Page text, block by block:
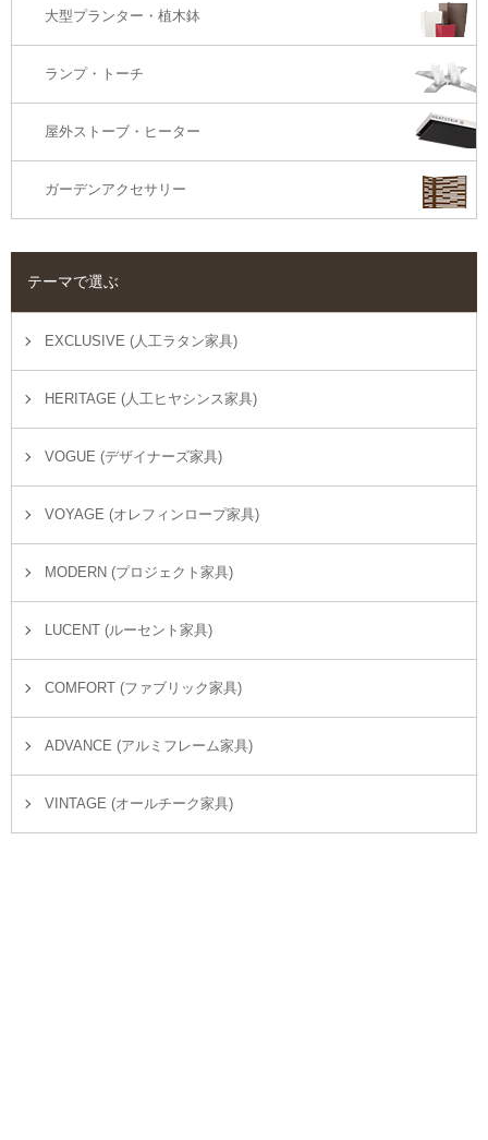
大型プランター・植木鉢
ランプ・トーチ
屋外ストーブ・ヒーター
ガーデンアクセサリー
テーマで選ぶ
EXCLUSIVE (人工ラタン家具)
HERITAGE (人工ヒヤシンス家具)
VOGUE (デザイナーズ家具)
VOYAGE (オレフィンロープ家具)
MODERN (プロジェクト家具)
LUCENT (ルーセント家具)
COMFORT (ファブリック家具)
ADVANCE (アルミフレーム家具)
VINTAGE (オールチーク家具)